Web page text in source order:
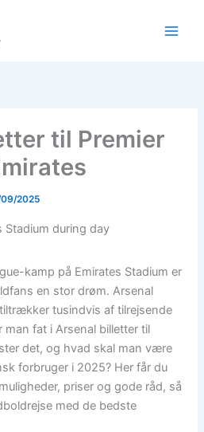
til Premier
2025
kamp på Emirates Stadium er
en stor drøm. Arsenal
tusindvis af tilrejsende
fat i Arsenal billetter til
det, og hvad skal man være
forbruger i 2025? Her får du
priser og gode råd, så
med de bedste